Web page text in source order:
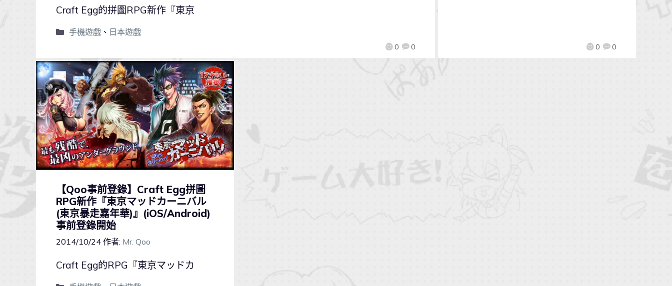
0 0
Craft Egg的拼圖RPG新作『東京
手機遊戲、 日本遊戲
0 0
【Qoo事前登錄】Craft Egg拼圖
RPG新作『東京マッドカーニバル
(東京暴走嘉年華)』(iOS/Android)
事前登錄開始
2014/10/24 作者: Mr. Qoo
Craft Egg的RPG『東京マッドカ